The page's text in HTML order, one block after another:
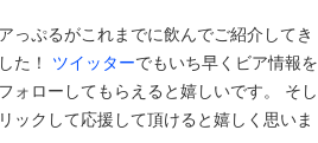
っぷるがこれまでに飲んでご紹介してき
た！ ツイッターでもいち早くビア情報を
ォローしてもらえると嬉しいです。 そし
ックして応援して頂けると嬉しく思いま